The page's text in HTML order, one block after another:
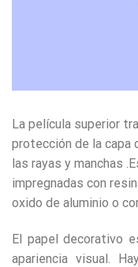
La película superior
protección de la capa
las rayas y manchas
impregnadas con
oxido de aluminio o
El papel decorativo
apariencia visual.